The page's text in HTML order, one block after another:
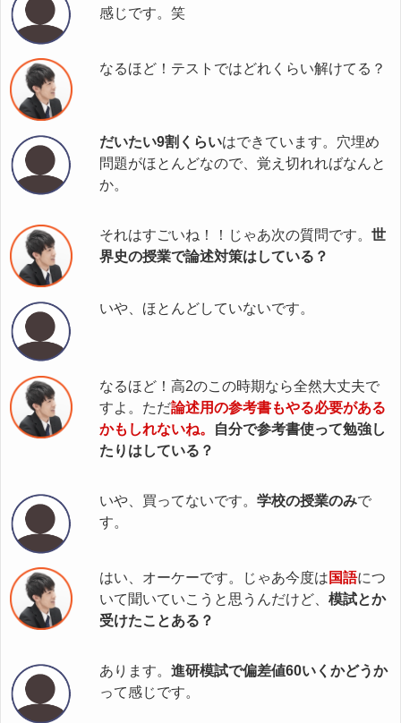
感じです。笑
なるほど！テストではどれくらい解けてる？
だいたい9割くらいはできています。穴埋め
問題がほとんどなので、覚え切れればなんと
か。
それはすごいね！！じゃあ次の質問です。 世
界史の授業で論述対策はしている？
いや、ほとんどしていないです。
なるほど！高2のこの時期なら全然大丈夫で
すよ。ただ論述用の参考書もやる必要がある
かもしれないね。
自分で参考書使って勉強し
たりはしている？
いや、買ってないです。 学校の授業のみで
す。
はい、オーケーです。じゃあ今度は 国語につ
いて聞いていこうと思うんだけど、 模試とか
受けたことある？
あります。 進研模試で偏差値60いくかどうか
って感じです。